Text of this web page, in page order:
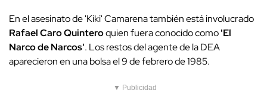
En el asesinato de 'Kiki' Camarena también está involucrado
Rafael Caro Quinteroquien fuera conocido como'El
Narco de Narcos'. Los restos del agente de la DEA
aparecieron en una bolsa el 9 de febrero de 1985.
▼ Publicidad